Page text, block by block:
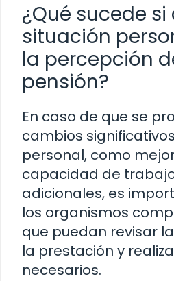
¿Qué sucede
situación
la percepción
pensión?
En caso de que se
cambios
personal, como
capacidad de
adicionales, es
los organismos
que puedan revisar
la prestación y
necesarios.